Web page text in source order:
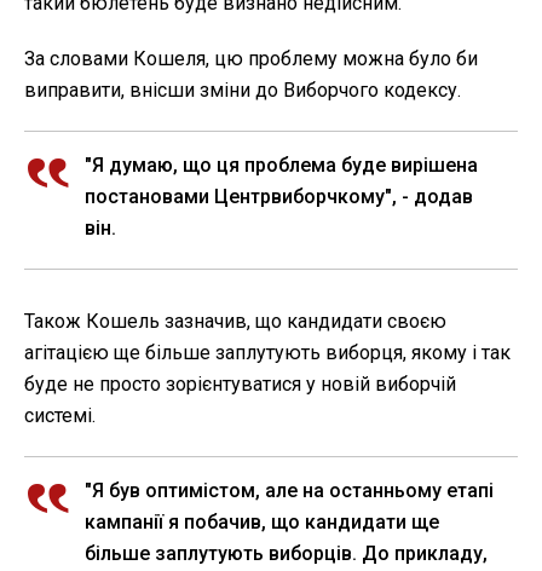
За словами Кошеля, цю проблему можна було би
виправити, внісши зміни до Виборчого кодексу.
"Я думаю, що ця проблема буде вирішена
постановами Центрвиборчкому", - додав
він.
Також Кошель зазначив, що кандидати своєю
агітацією ще більше заплутують виборця, якому і так
буде не просто зорієнтуватися у новій виборчій
системі.
"Я був оптимістом, але на останньому етапі
кампанії я побачив, що кандидати ще
більше заплутують виборців. До прикладу,